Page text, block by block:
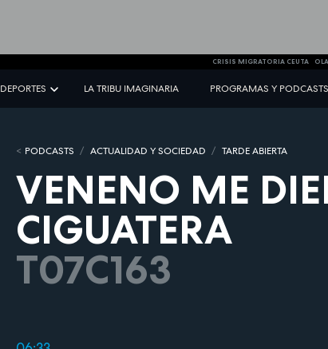
CRISIS MIGRATORIA CEUTA
DEPORTES LA TRIBU IMAGINARIA PROGRAMAS Y PODCASTS
PODCASTS ACTUALIDAD Y SOCIEDAD TARDE ABIERTA
VENENO ME
CIGUATERA
T07C163